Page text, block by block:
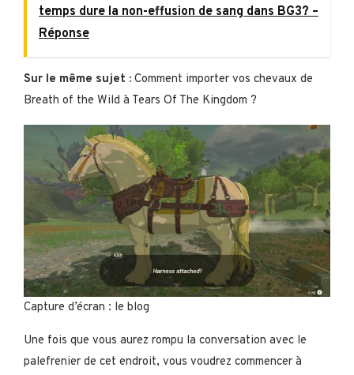
temps dure la non-effusion de sang dans BG3? –
Réponse
Sur le même sujet : Comment importer vos chevaux de
Breath of the Wild à Tears Of The Kingdom ?
Capture d’écran : le blog
Une fois que vous aurez rompu la conversation avec le
palefrenier de cet endroit, vous voudrez commencer à